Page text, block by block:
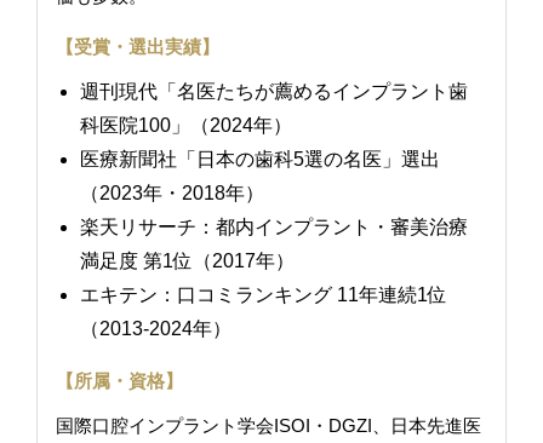
【受賞・選出実績】
週刊現代「名医たちが薦めるインプラント歯
科医院100」（2024年）
医療新聞社「日本の歯科5選の名医」選出
（2023年・2018年）
楽天リサーチ：都内インプラント・審美治療
満足度 第1位（2017年）
エキテン：口コミランキング 11年連続1位
（2013-2024年）
【所属・資格】
国際口腔インプラント学会ISOI・DGZI、日本先進医